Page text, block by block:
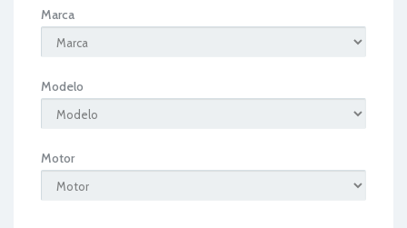
Marca
Modelo
Motor